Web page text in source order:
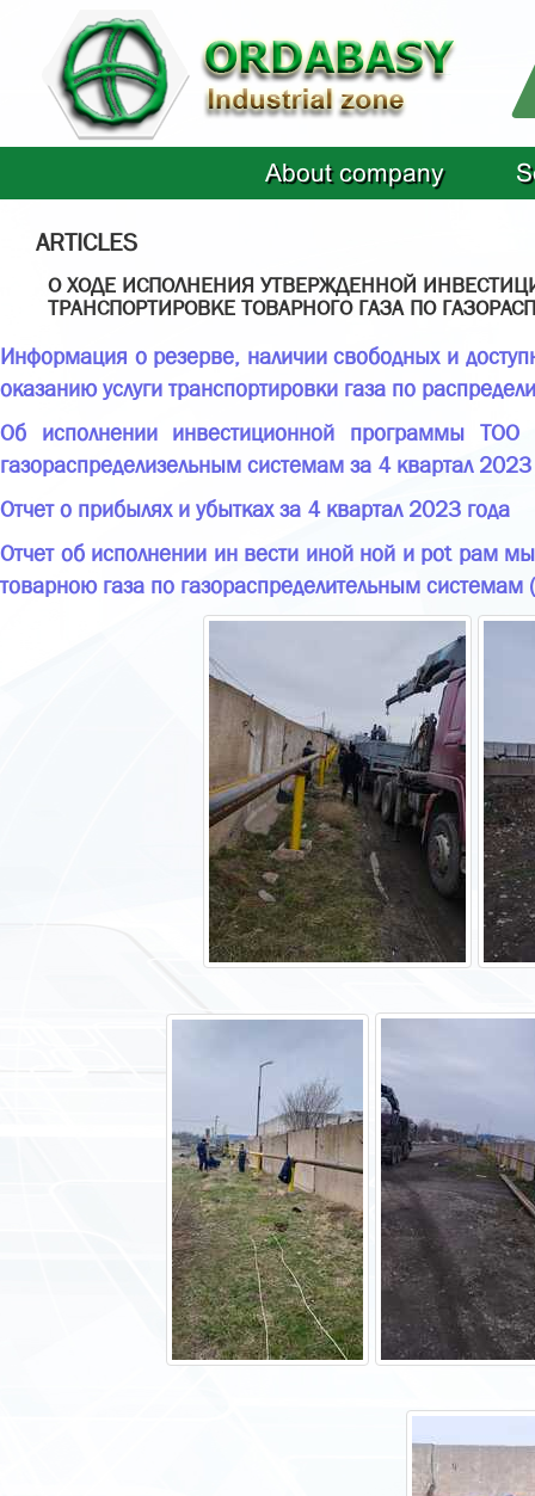
About company
ARTICLES
О ХОДЕ ИСПОЛНЕНИЯ УТВЕРЖДЕННОЙ
ТРАНСПОРТИРОВКЕ ТОВАРНОГО ГАЗА ПО
Информация о резерве, наличии свободных и
оказанию услуги транспортировки газа по
Об исполнении инвестиционной программы ТОО
газораспределизельным системам за 4 квартал
Отчет о прибылях и убытках за 4 квартал 2023 года
Отчет об исполнении ин вести иной ной и pot рам
товарною газа по газораспределительным